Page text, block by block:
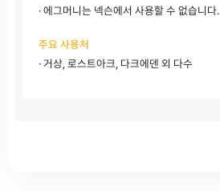
· 에그머니는 넥슨에서 사용할 수 없습니다.
주요 사용처
· 거상, 로스트아크, 다크에덴 외 다수